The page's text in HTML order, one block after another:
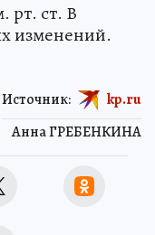
рт. ст. В
изменений.
Анна ГРЕБЕНКИНА
Источник: kp.ru